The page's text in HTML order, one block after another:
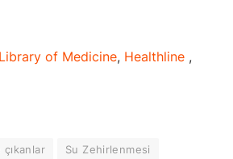
of Medicine, Healthline ,
çıkanlar Su Zehirlenmesi